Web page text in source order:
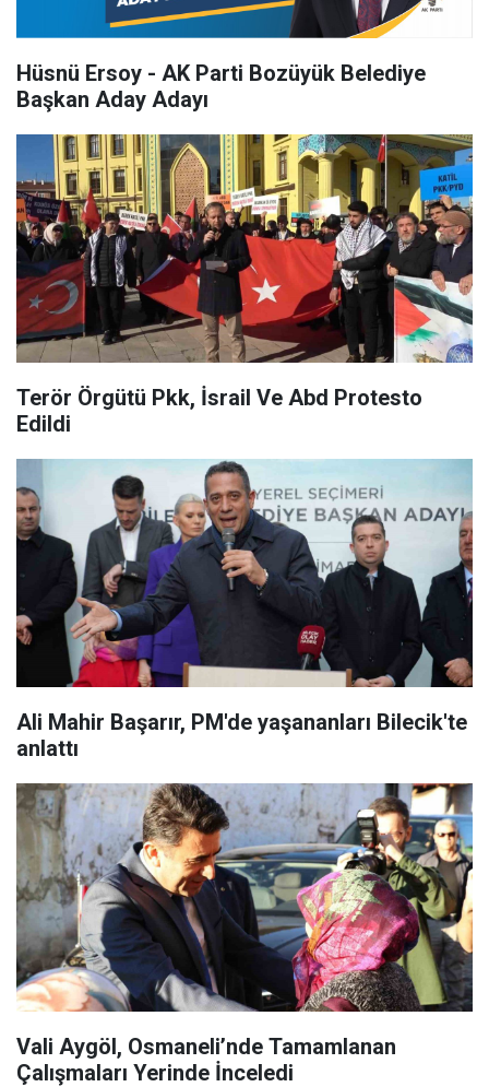
Hüsnü Ersoy - AK Parti Bozüyük Belediye
Başkan Aday Adayı
Terör Örgütü Pkk, İsrail Ve Abd Protesto
Edildi
Ali Mahir Başarır, PM'de yaşananları Bilecik'te
anlattı
Vali Aygöl, Osmaneli’nde Tamamlanan
Çalışmaları Yerinde İnceledi